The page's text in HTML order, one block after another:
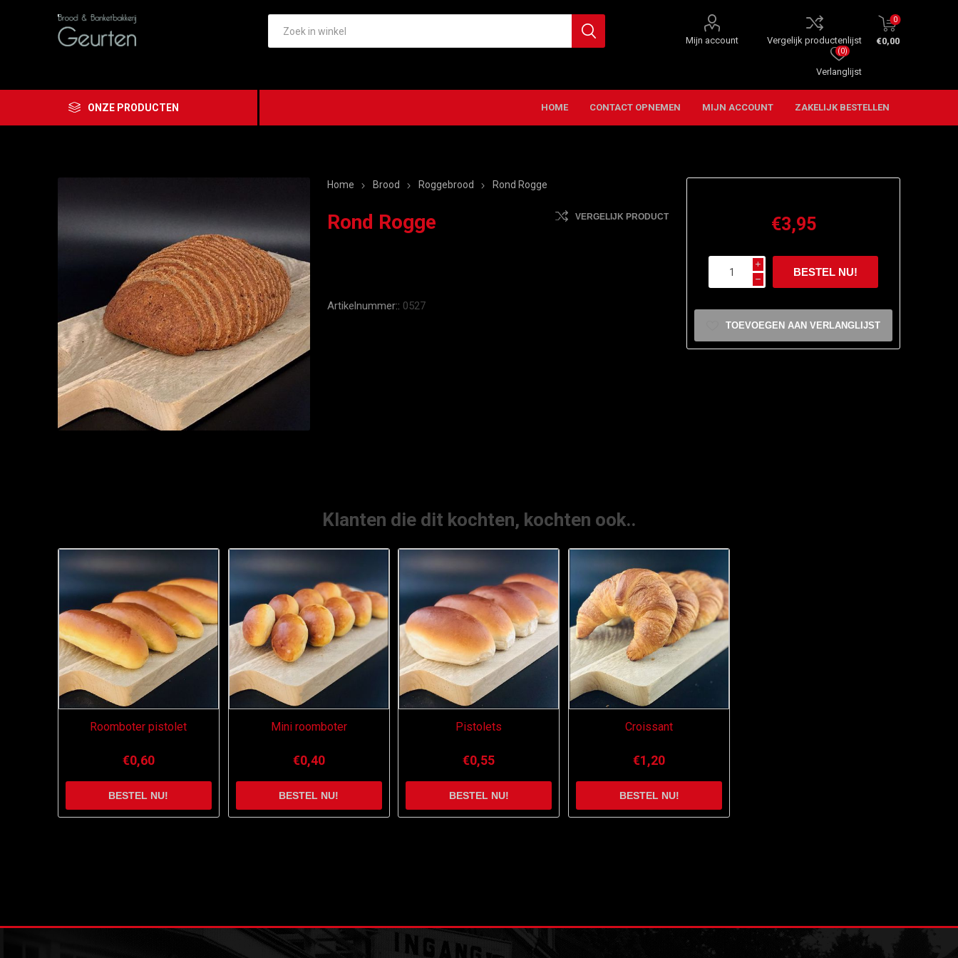
Mijn account Vergelijk productenlijst
Verlanglijst
(0)
0
€0,00
ONZE PRODUCTEN HOME CONTACT OPNEMEN MIJN ACCOUNT ZAKELIJK BESTELLEN
Home Brood Roggebrood Rond Rogge
Rond Rogge VERGELIJK PRODUCT
Artikelnummer:: 0527
€3,95
i
h
TOEVOEGEN AAN VERLANGLIJST
Klanten die dit kochten, kochten ook..
Roomboter pistolet
€0,60
Mini roomboter
€0,40
Pistolets
€0,55
Croissant
€1,20